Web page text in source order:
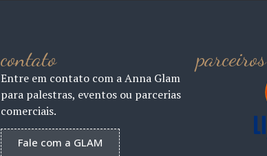
contato
Entre em contato com a Anna Glam
para palestras, eventos ou parcerias
comerciais.
Fale com a GLAM
parceiros